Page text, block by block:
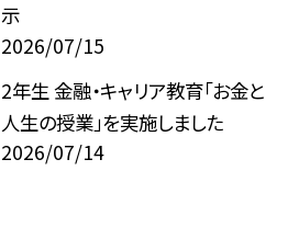
示
2026/07/15
2年生 金融・キャリア教育「お金と
人生の授業」を実施しました
2026/07/14